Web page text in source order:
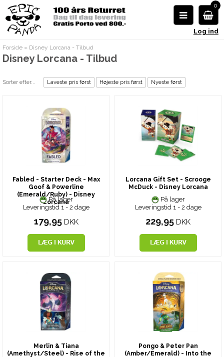
0
Log ind
Forside » Disney Lorcana - Tilbud
Disney Lorcana - Tilbud
Sorter efter... Laveste pris først Højeste pris først Nyeste først
Fabled - Starter Deck - Max
Goof & Powerline
(Emerald/Ruby) - Disney
Lorcana
På lager
Leveringstid 1 - 2 dage
179,95 DKK
Lorcana Gift Set - Scrooge
McDuck - Disney Lorcana
På lager
Leveringstid 1 - 2 dage
229,95 DKK
Merlin & Tiana
(Amethyst/Steel) - Rise of the
Pongo & Peter Pan
(Amber/Emerald) - Into the